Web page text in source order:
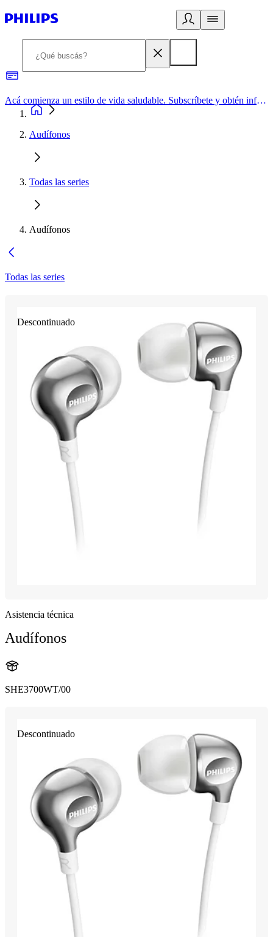
Acá comienza un estilo de vida saludable. Subscríbete y obtén información de primera mano
Audífonos
Todas las series
Audífonos
Todas las series
Descontinuado
Asistencia técnica
Audífonos
SHE3700WT/00
Descontinuado